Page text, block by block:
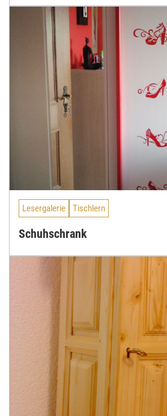
Lesergalerie Tischlern
Schuhschrank